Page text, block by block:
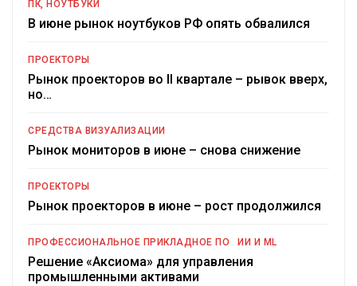
ПК, НОУТБУКИ
В июне рынок ноутбуков РФ опять обвалился
ПРОЕКТОРЫ
Рынок проекторов во II квартале – рывок вверх,
но…
СРЕДСТВА ВИЗУАЛИЗАЦИИ
Рынок мониторов в июне – снова снижение
ПРОЕКТОРЫ
Рынок проекторов в июне – рост продолжился
ПРОФЕССИОНАЛЬНОЕ ПРИКЛАДНОЕ ПО ИИ И ML
Решение «Аксиома» для управления
промышленными активами